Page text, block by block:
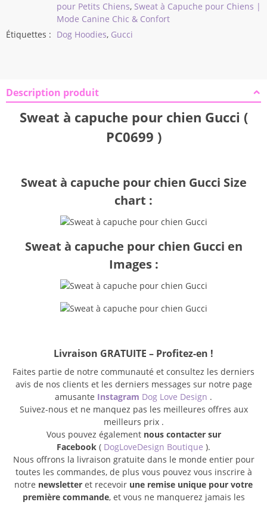
pour Petits Chiens, Sweat à Capuche pour Chiens |
Mode Canine Chic & Confort
Étiquettes : Dog Hoodies, Gucci
Description produit
Sweat à capuche pour chien Gucci (
PC0699 )
Sweat à capuche pour chien Gucci Size
chart :
Sweat à capuche pour chien Gucci en
Images :
Livraison GRATUITE – Profitez-en !
Faites partie de notre communauté et consultez les derniers
avis de nos clients et les derniers messages sur notre page
amusante Instagram Dog Love Design .
Suivez-nous et ne manquez pas les meilleures offres aux
meilleurs prix .
Vous pouvez également nous contacter sur
Facebook ( DogLoveDesign Boutique ).
Nous offrons la livraison gratuite dans le monde entier pour
toutes les commandes, de plus vous pouvez vous inscrire à
notre newsletter et recevoir une remise unique pour votre
première commande, et vous ne manquerez jamais les